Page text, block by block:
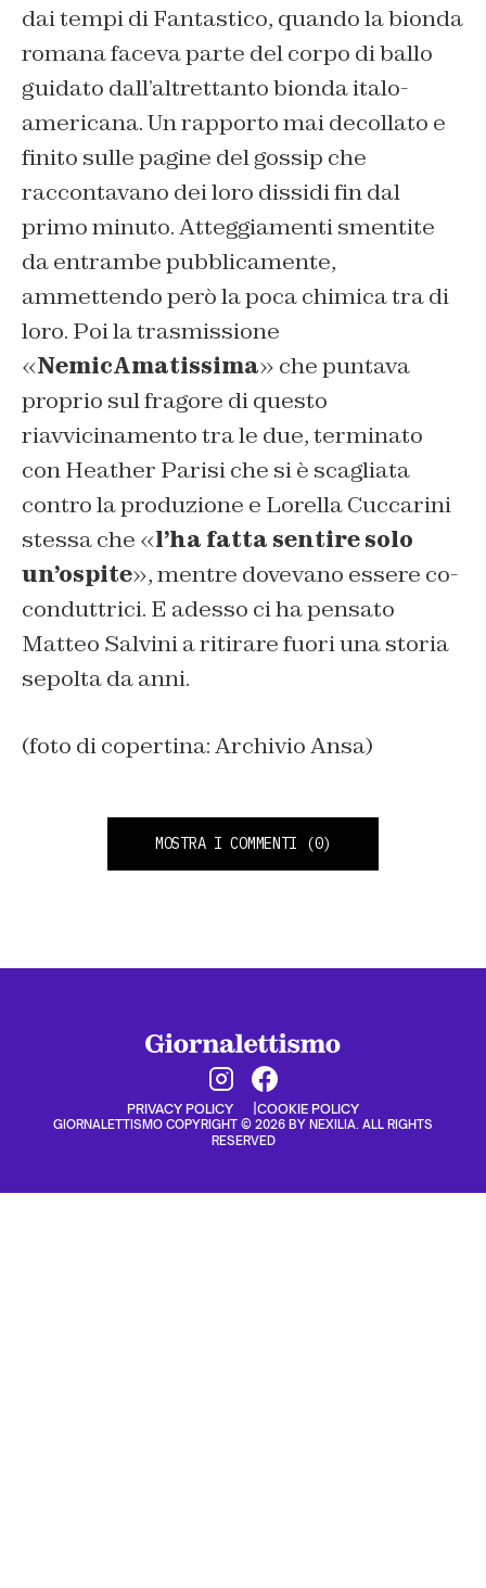
dai tempi di Fantastico, quando la bionda
romana faceva parte del corpo di ballo
guidato dall’altrettanto bionda italo-
americana. Un rapporto mai decollato e
finito sulle pagine del gossip che
raccontavano dei loro dissidi fin dal
primo minuto. Atteggiamenti smentite
da entrambe pubblicamente,
ammettendo però la poca chimica tra di
loro. Poi la trasmissione
«NemicAmatissima» che puntava
proprio sul fragore di questo
riavvicinamento tra le due, terminato
con Heather Parisi che si è scagliata
contro la produzione e Lorella Cuccarini
stessa che «l’ha fatta sentire solo
un’ospite», mentre dovevano essere co-
conduttrici. E adesso ci ha pensato
Matteo Salvini a ritirare fuori una storia
sepolta da anni.
(foto di copertina: Archivio Ansa)
MOSTRA I COMMENTI (0)
PRIVACY POLICY COOKIE POLICY
GIORNALETTISMO COPYRIGHT © 2026 BY NEXILIA. ALL RIGHTS
RESERVED